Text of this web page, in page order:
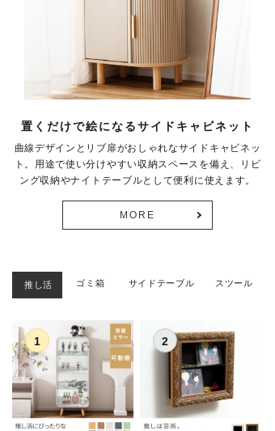
置くだけで絵になるサイドキャビネット
曲線デザインとリブ扉がおしゃれなサイドキャビネッ
ト。用途で使い分けやすい収納スペースを備え、リビ
ング収納やナイトテーブルとして便利に使えます。
MORE
推し活 ゴミ箱 サイドテーブル スツール